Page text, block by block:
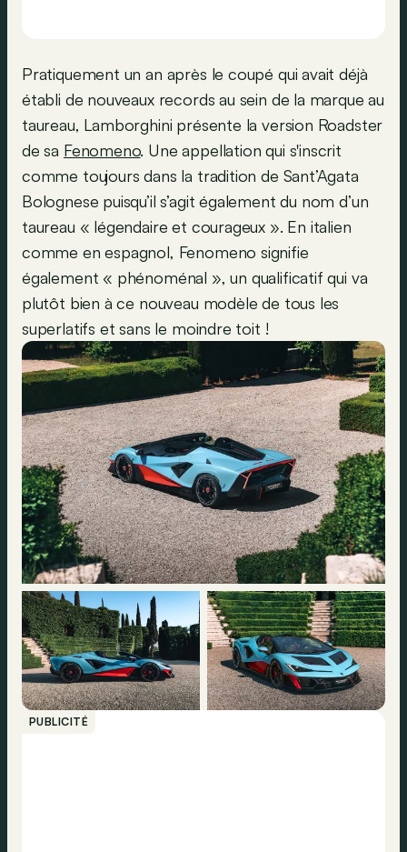
Pratiquement un an après le coupé qui avait déjà
établi de nouveaux records au sein de la marque au
taureau, Lamborghini présente la version Roadster
de sa Fenomeno. Une appellation qui s'inscrit
comme toujours dans la tradition de Sant’Agata
Bolognese puisqu’il s’agit également du nom d’un
taureau « légendaire et courageux ». En italien
comme en espagnol, Fenomeno signifie
également « phénoménal », un qualificatif qui va
plutôt bien à ce nouveau modèle de tous les
superlatifs et sans le moindre toit !
PUBLICITÉ